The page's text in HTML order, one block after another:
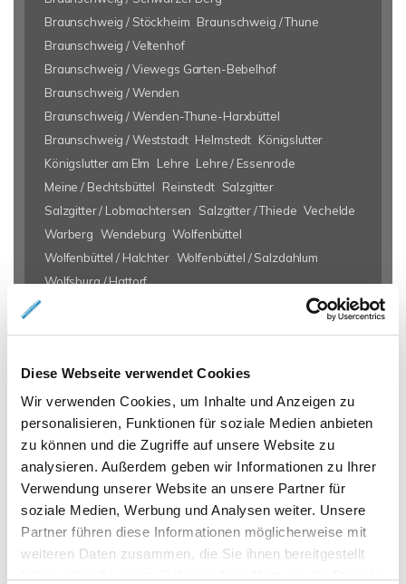
Diese Webseite verwendet Cookies
Wir verwenden Cookies, um Inhalte und Anzeigen zu
personalisieren, Funktionen für soziale Medien anbieten
zu können und die Zugriffe auf unsere Website zu
analysieren. Außerdem geben wir Informationen zu Ihrer
Verwendung unserer Website an unsere Partner für
soziale Medien, Werbung und Analysen weiter. Unsere
Partner führen diese Informationen möglicherweise mit
weiteren Daten zusammen, die Sie ihnen bereitgestellt
Braunschweig / Stöckheim Braunschweig / Thune
Braunschweig / Veltenhof
Braunschweig / Viewegs Garten-Bebelhof
Braunschweig / Wenden
Braunschweig / Wenden-Thune-Harxbüttel
Braunschweig / Weststadt Helmstedt Königslutter
Königslutter am Elm
Lehre Lehre / Essenrode
Meine / Bechtsbüttel
Reinstedt Salzgitter
Salzgitter / Lobmachtersen
Salzgitter / Thiede Vechelde
Warberg Wendeburg Wolfenbüttel
Wolfenbüttel / Halchter Wolfenbüttel / Salzdahlum
Wolfsburg / Hattorf
Braunschweig
Mietangebote Braunschweig
Braunschweig
Mietwohnung Braunschweig
Wohnungen
Braunschweig
Reihenhaus Braunschweig
Wohnung miete
Braunschweig
Wohnung suche Braunschweig
Wohnungssuche
Braunschweig
Wohnungsanzeigen Braunschweig
Wohnung
Braunschweig
Haus Braunschweig
Häuser Braunschweig
kaufen Braunschweig
mieten Braunschweig
Immobilie
Braunschweig
Immobilien Braunschweig
Hauskauf
Einfamilienhaus